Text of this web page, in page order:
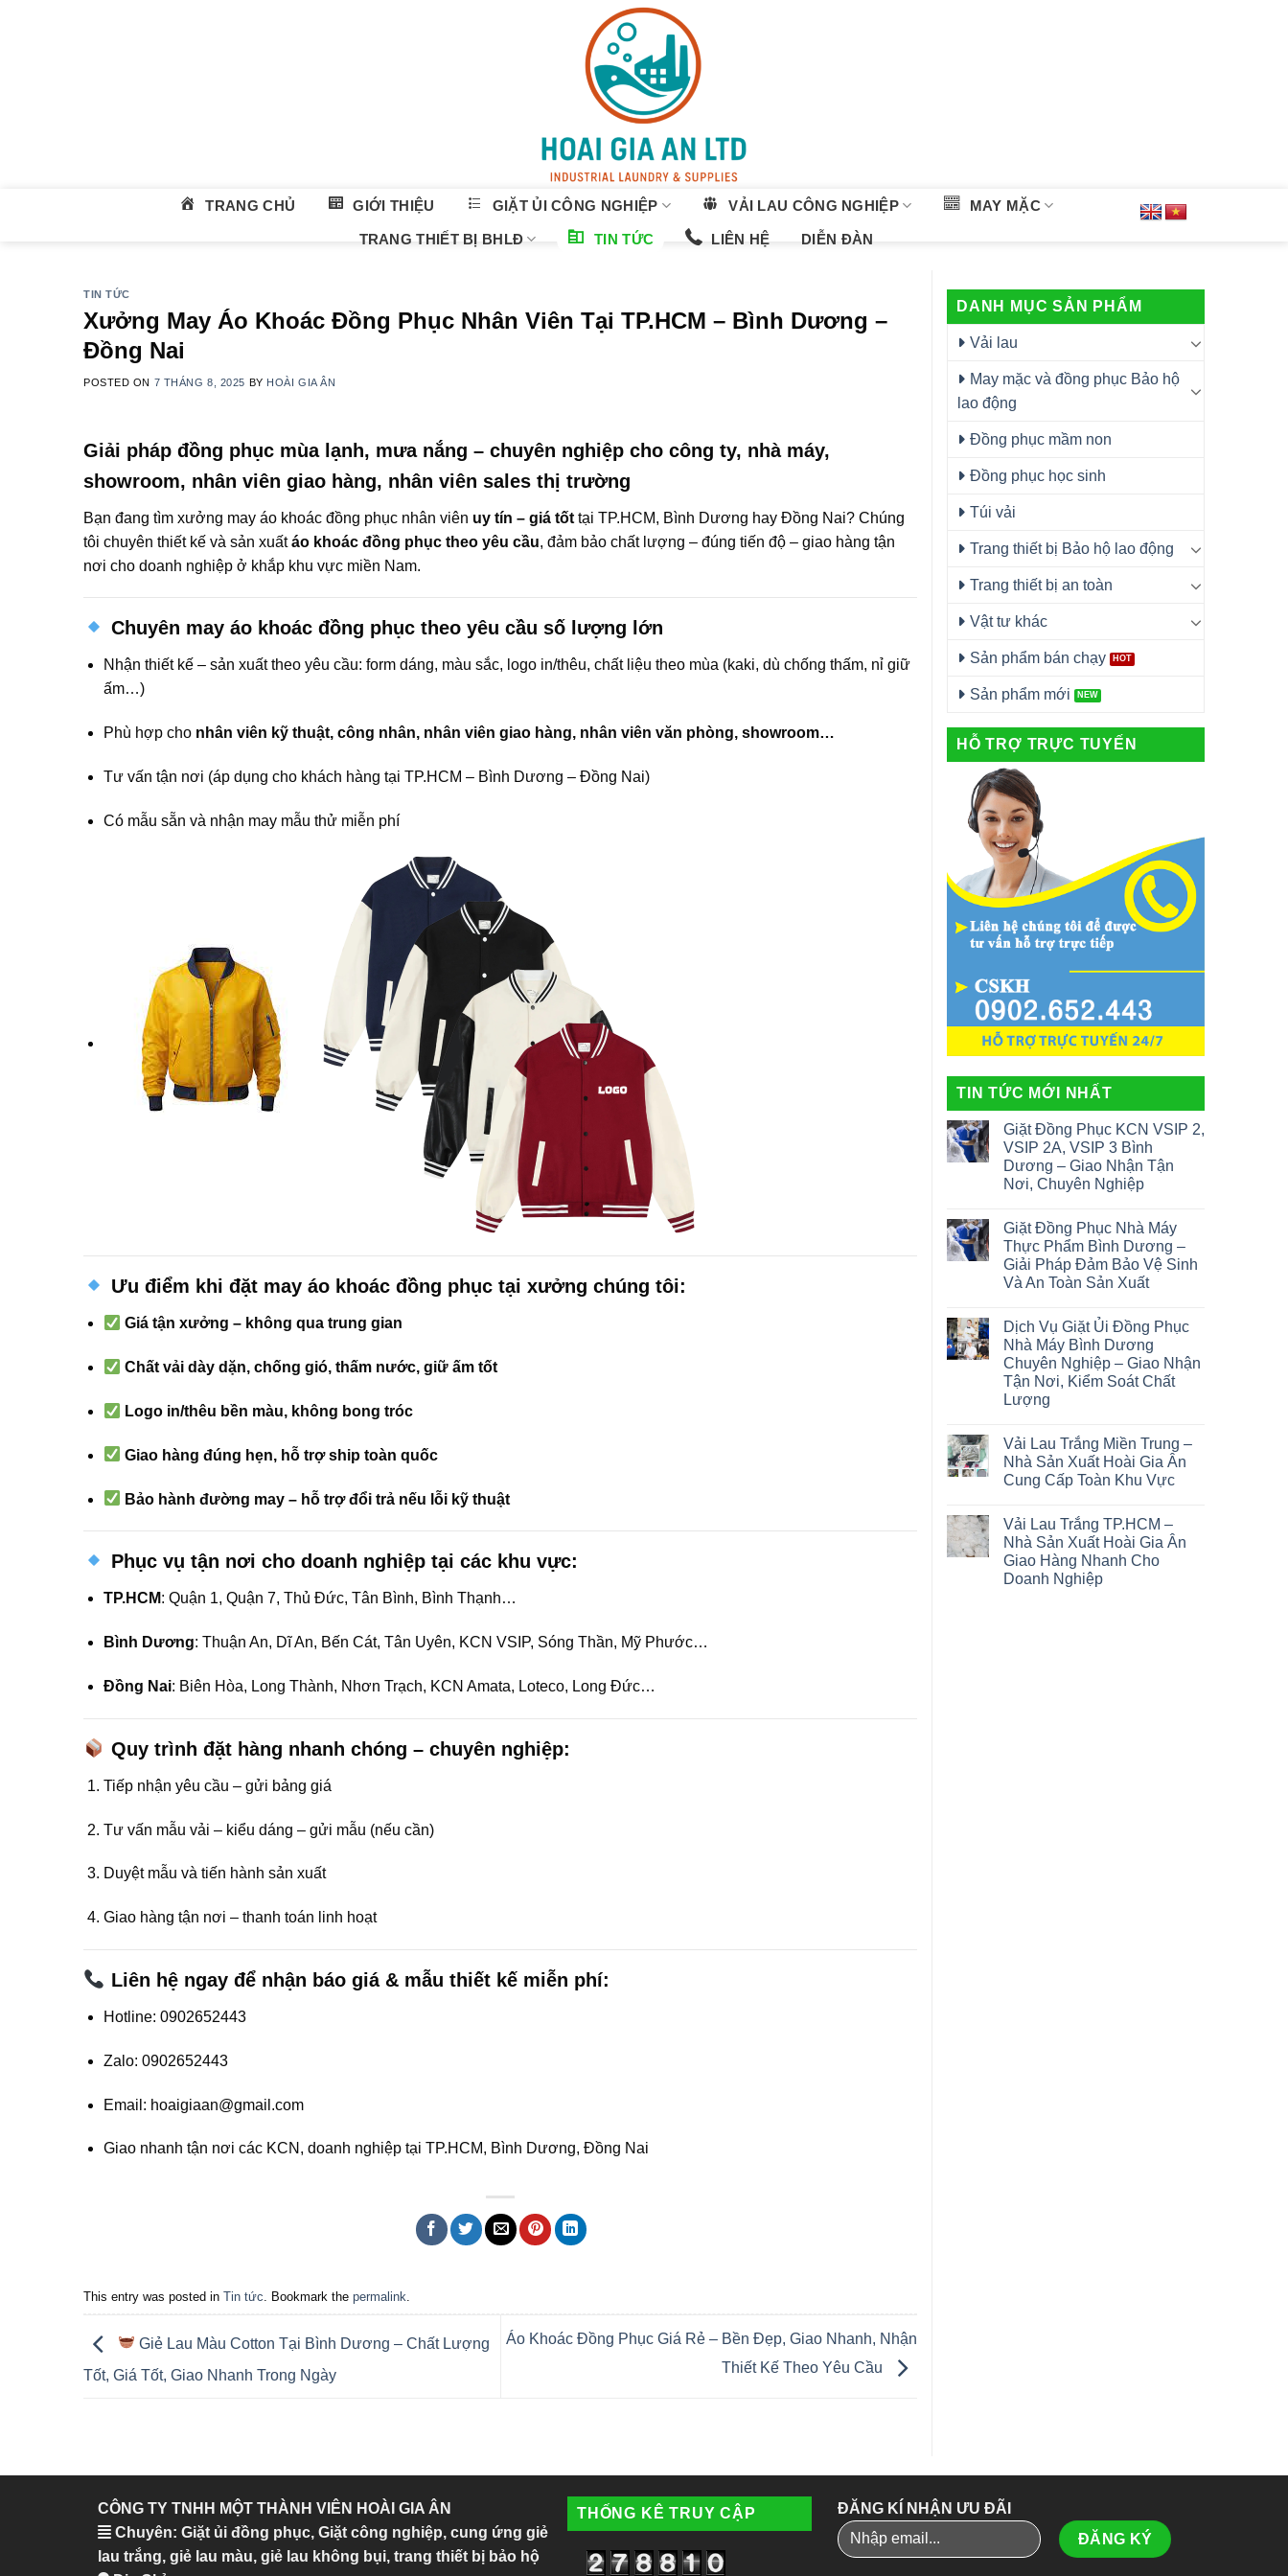
TRANG CHỦ GIỚI THIỆU GIẶT ỦI CÔNG NGHIỆP VẢI LAU CÔNG NGHIỆP MAY MẶC
TRANG THIẾT BỊ BHLĐ TIN TỨC LIÊN HỆ DIỄN ĐÀN
TIN TỨC
Xưởng May Áo Khoác Đồng Phục Nhân Viên Tại TP.HCM – Bình Dương –
Đồng Nai
POSTED ON 7 THÁNG 8, 2025 BY HOÀI GIA ÂN
Giải pháp đồng phục mùa lạnh, mưa nắng – chuyên nghiệp cho công ty, nhà máy,
showroom, nhân viên giao hàng, nhân viên sales thị trường
Bạn đang tìm xưởng may áo khoác đồng phục nhân viên uy tín – giá tốt tại TP.HCM, Bình Dương hay Đồng Nai? Chúng
tôi chuyên thiết kế và sản xuấtáo khoác đồng phục theo yêu cầu, đảm bảo chất lượng – đúng tiến độ – giao hàng tận
nơi cho doanh nghiệp ở khắp khu vực miền Nam.
Chuyên may áo khoác đồng phục theo yêu cầu số lượng lớn
Nhận thiết kế – sản xuất theo yêu cầu: form dáng, màu sắc, logo in/thêu, chất liệu theo mùa (kaki, dù chống thấm, nỉ giữ
ấm…)
Phù hợp cho nhân viên kỹ thuật, công nhân, nhân viên giao hàng, nhân viên văn phòng, showroom…
Tư vấn tận nơi (áp dụng cho khách hàng tại TP.HCM – Bình Dương – Đồng Nai)
Có mẫu sẵn và nhận may mẫu thử miễn phí
Ưu điểm khi đặt may áo khoác đồng phục tại xưởng chúng tôi:
Giá tận xưởng – không qua trung gian
Chất vải dày dặn, chống gió, thấm nước, giữ ấm tốt
Logo in/thêu bền màu, không bong tróc
Giao hàng đúng hẹn, hỗ trợ ship toàn quốc
Bảo hành đường may – hỗ trợ đổi trả nếu lỗi kỹ thuật
Phục vụ tận nơi cho doanh nghiệp tại các khu vực:
TP.HCM: Quận 1, Quận 7, Thủ Đức, Tân Bình, Bình Thạnh…
Bình Dương: Thuận An, Dĩ An, Bến Cát, Tân Uyên, KCN VSIP, Sóng Thần, Mỹ Phước…
Đồng Nai: Biên Hòa, Long Thành, Nhơn Trạch, KCN Amata, Loteco, Long Đức…
Quy trình đặt hàng nhanh chóng – chuyên nghiệp:
Tiếp nhận yêu cầu – gửi bảng giá
Tư vấn mẫu vải – kiểu dáng – gửi mẫu (nếu cần)
Duyệt mẫu và tiến hành sản xuất
Giao hàng tận nơi – thanh toán linh hoạt
Liên hệ ngay để nhận báo giá & mẫu thiết kế miễn phí:
Hotline: 0902652443
Zalo: 0902652443
Email: hoaigiaan@gmail.com
Giao nhanh tận nơi các KCN, doanh nghiệp tại TP.HCM, Bình Dương, Đồng Nai
This entry was posted in Tin tức . Bookmark the permalink
Giẻ Lau Màu Cotton Tại Bình Dương – Chất Lượng
Tốt, Giá Tốt, Giao Nhanh Trong Ngày
Áo Khoác Đồng Phục Giá Rẻ – Bền Đẹp, Giao Nhanh, Nhận
Thiết Kế Theo Yêu Cầu
DANH MỤC SẢN PHẨM
Vải lau
May mặc và đồng phục Bảo hộ
lao động
Đồng phục mầm non
Đồng phục học sinh
Túi vải
Trang thiết bị Bảo hộ lao động
Trang thiết bị an toàn
Vật tư khác
Sản phẩm bán chạy
Sản phẩm mới
HỖ TRỢ TRỰC TUYẾN
TIN TỨC MỚI NHẤT
Giặt Đồng Phục KCN VSIP 2,
VSIP 2A, VSIP 3 Bình
Dương – Giao Nhận Tận
Nơi, Chuyên Nghiệp
Giặt Đồng Phục Nhà Máy
Thực Phẩm Bình Dương –
Giải Pháp Đảm Bảo Vệ Sinh
Và An Toàn Sản Xuất
Dịch Vụ Giặt Ủi Đồng Phục
Nhà Máy Bình Dương
Chuyên Nghiệp – Giao Nhận
Tận Nơi, Kiểm Soát Chất
Lượng
Vải Lau Trắng Miền Trung –
Nhà Sản Xuất Hoài Gia Ân
Cung Cấp Toàn Khu Vực
Vải Lau Trắng TP.HCM –
Nhà Sản Xuất Hoài Gia Ân
Giao Hàng Nhanh Cho
Doanh Nghiệp
CÔNG TY TNHH MỘT THÀNH VIÊN HOÀI GIA ÂN
Chuyên: Giặt ủi đồng phục, Giặt công nghiệp, cung ứng giẻ
lau trắng, giẻ lau màu, giẻ lau không bụi, trang thiết bị bảo hộ
THỐNG KÊ TRUY CẬP ĐĂNG KÍ NHẬN ƯU ĐÃI